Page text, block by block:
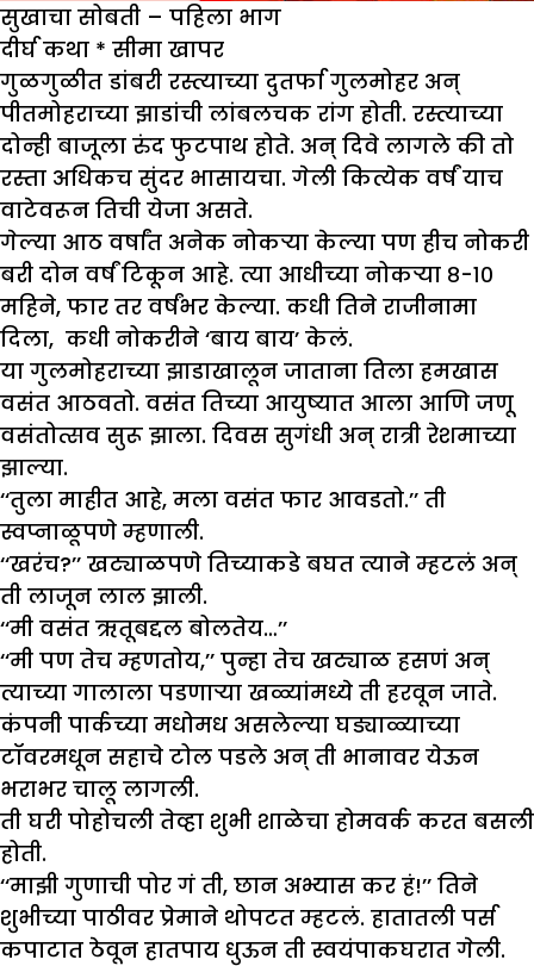
सुखाचा सोबती – पहिला भाग
दीर्घ कथा * सीमा खापर
गुळगुळीत डांबरी रस्त्याच्या दुतर्फा गुलमोहर अन्
पीतमोहराच्या झाडांची लांबलचक रांग होती. रस्त्याच्या
दोन्ही बाजूला रुंद फुटपाथ होते. अन् दिवे लागले की तो
रस्ता अधिकच सुंदर भासायचा. गेली कित्येक वर्षं याच
वाटेवरून तिची येजा असते.
गेल्या आठ वर्षांत अनेक नोकऱ्या केल्या पण हीच नोकरी
बरी दोन वर्षं टिकून आहे. त्या आधीच्या नोकऱ्या ८-१०
महिने, फार तर वर्षंभर केल्या. कधी तिने राजीनामा
दिला, कधी नोकरीने ‘बाय बाय’ केलं.
या गुलमोहराच्या झाडाखालून जाताना तिला हमखास
वसंत आठवतो. वसंत तिच्या आयुष्यात आला आणि जणू
वसंतोत्सव सुरू झाला. दिवस सुगंधी अन् रात्री रेशमाच्या
झाल्या.
‘‘तुला माहीत आहे, मला वसंत फार आवडतो.’’ ती
स्वप्नाळूपणे म्हणाली.
‘‘खरंच?’’ खट्याळपणे तिच्याकडे बघत त्याने म्हटलं अन्
ती लाजून लाल झाली.
‘‘मी वसंत ऋतूबद्दल बोलतेय…’’
‘‘मी पण तेच म्हणतोय,’’ पुन्हा तेच खट्याळ हसणं अन्
त्याच्या गालाला पडणाऱ्या खळ्यांमध्ये ती हरवून जाते.
कंपनी पार्कच्या मधोमध असलेल्या घड्याळ्याच्या
टॉवरमधून सहाचे टोल पडले अन् ती भानावर येऊन
भराभर चालू लागली.
ती घरी पोहोचली तेव्हा शुभी शाळेचा होमवर्क करत बसली
होती.
‘‘माझी गुणाची पोर गं ती, छान अभ्यास कर हं!’’ तिने
शुभीच्या पाठीवर प्रेमाने थोपटत म्हटलं. हातातली पर्स
कपाटात ठेवून हातपाय धुऊन ती स्वयंपाकघरात गेली.